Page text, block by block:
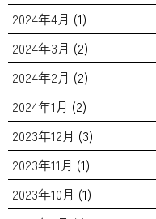
2024年4月 (1)
2024年3月 (2)
2024年2月 (2)
2024年1月 (2)
2023年12月 (3)
2023年11月 (1)
2023年10月 (1)